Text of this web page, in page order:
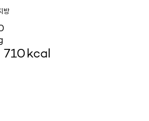
방
710kcal